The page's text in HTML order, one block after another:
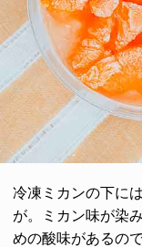
冷凍ミカンの下に
が。ミカン味が染
めの酸味があるの